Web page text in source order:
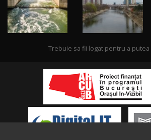
Trebuie sa fii logat pentru a putea